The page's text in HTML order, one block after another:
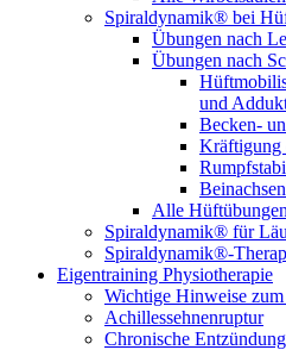
Spiraldynamik® bei
Übungen nach
Übungen nach
und
Becken-
Kräftigung
Alle Hüftübungen
Spiraldynamik® für
Spiraldynamik®-
Eigentraining Physiotherapie
Wichtige Hinweise
Achillessehnenruptur
Chronische